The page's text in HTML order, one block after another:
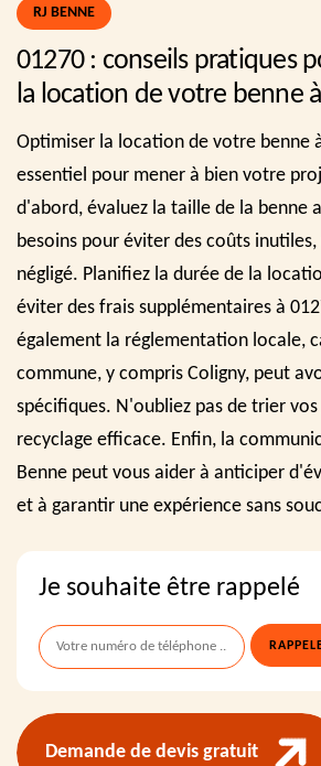
RJ BENNE
01270 : conseils pratiques
la location de votre benne
Optimiser la location de votre benne
essentiel pour mener à bien votre
d'abord, évaluez la taille de la benne
besoins pour éviter des coûts
négligé. Planifiez la durée de la
éviter des frais supplémentaires à
également la réglementation locale,
commune, y compris Coligny, peut
spécifiques. N'oubliez pas de trier
recyclage efficace. Enfin, la
Benne peut vous aider à anticiper
et à garantir une expérience sans
Je souhaite être rappelé
Demande de devis gratuit